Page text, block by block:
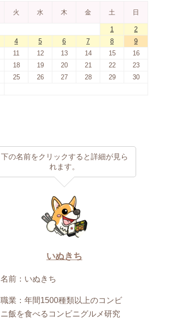
火 水 木 金 土 日
1
2
4 5 6 7 8
9
11 12 13 14 15
16
18 19 20 21 22
23
25 26 27 28 29
30
下の名前をクリックすると詳細が見ら
れます。
いぬきち
名前：いぬきち
職業：年間1500種類以上のコンビ
ニ飯を食べるコンビニグルメ研究